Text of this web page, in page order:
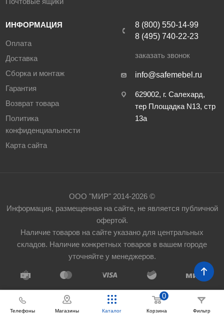
ИНФОРМАЦИЯ
Оплата
Доставка
Сборка и монтаж
Гарантия
Возврат товара
Политика
конфиденциальности
Карта сайта
8 (800) 550-14-99
8 (495) 740-22-23
заказать звонок
info@safemebel.ru
629002, г. Салехард,
тер Площадка N13, стр
13а
ООО "МИР" 2014-2026 ©
Информация, размещенная на сайте, не является публичной
офертой.
Наличие товаров на сайте указано для центральных
складов. Наличие конкретных товаров в вашем городе
уточняйте у менеджеров.
Телефоны Магазины Каталог Корзина
0
Фильтр